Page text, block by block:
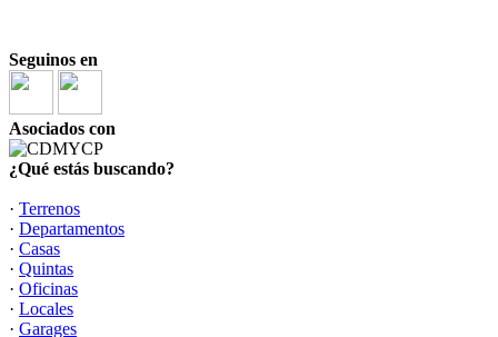
Seguinos en
Asociados con
¿Qué estás buscando?
· Terrenos
· Departamentos
· Casas
· Quintas
· Oficinas
· Locales
· Garages